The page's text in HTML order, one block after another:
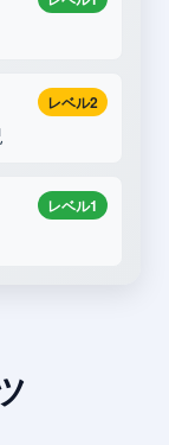
レベル2
レベル1